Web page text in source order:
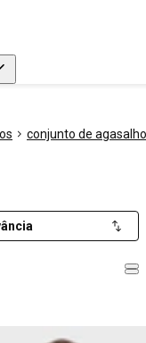
conjunto de agasalho